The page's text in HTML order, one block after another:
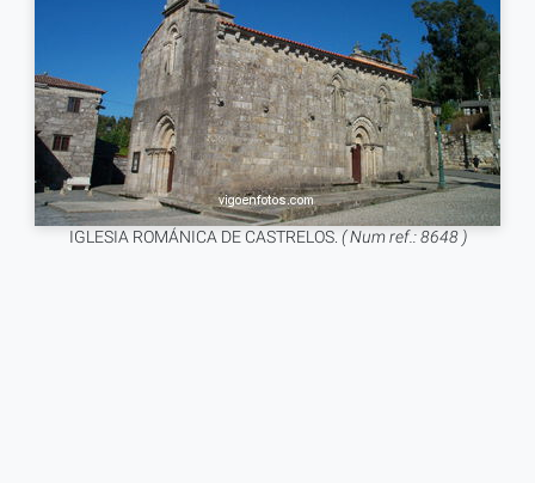
IGLESIA ROMÁNICA DE CASTRELOS. ( Num ref.: 8648 )